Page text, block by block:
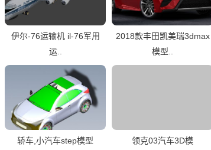
伊尔-76运输机 il-76军用
运..
2018款丰田凯美瑞3dmax
模型..
轿车,小汽车step模型
领克03汽车3D模